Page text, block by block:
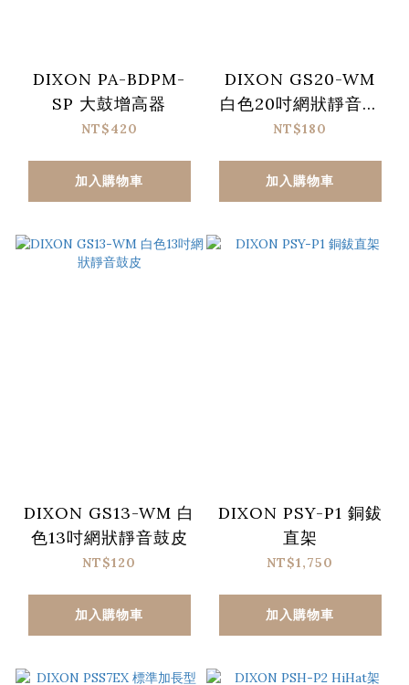
DIXON PA-BDPM-
SP 大鼓增高器
NT$420
加入購物車
DIXON GS20-WM
白色20吋網狀靜音鼓
皮
NT$180
加入購物車
DIXON GS13-WM 白
色13吋網狀靜音鼓皮
NT$120
加入購物車
DIXON PSY-P1 銅鈸
直架
NT$1,750
加入購物車